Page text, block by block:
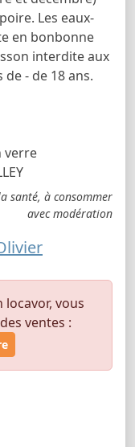
Les eaux-
en bonbonne
interdite aux
- de 18 ans.
verre
santé, à consommer
avec modération
vous
ventes :